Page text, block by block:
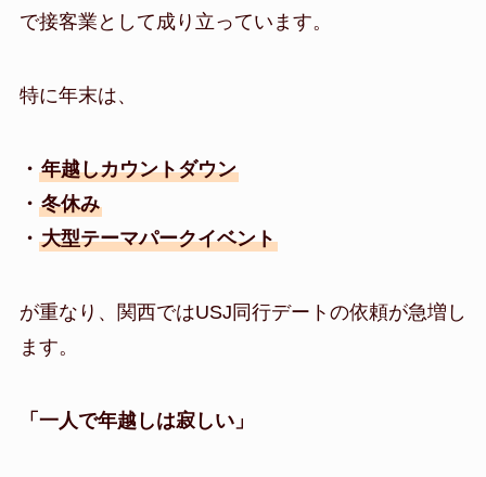
で接客業として成り立っています。
特に年末は、
・ 年越しカウントダウン
・ 冬休み
・ 大型テーマパークイベント
が重なり、関西ではUSJ同行デートの依頼が急増し
ます。
「一人で年越しは寂しい」